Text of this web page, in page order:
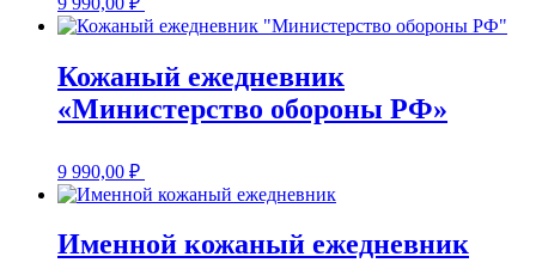
Кожаный ежедневник
«Министерство обороны РФ»
9 990,00 ₽
Именной кожаный ежедневник